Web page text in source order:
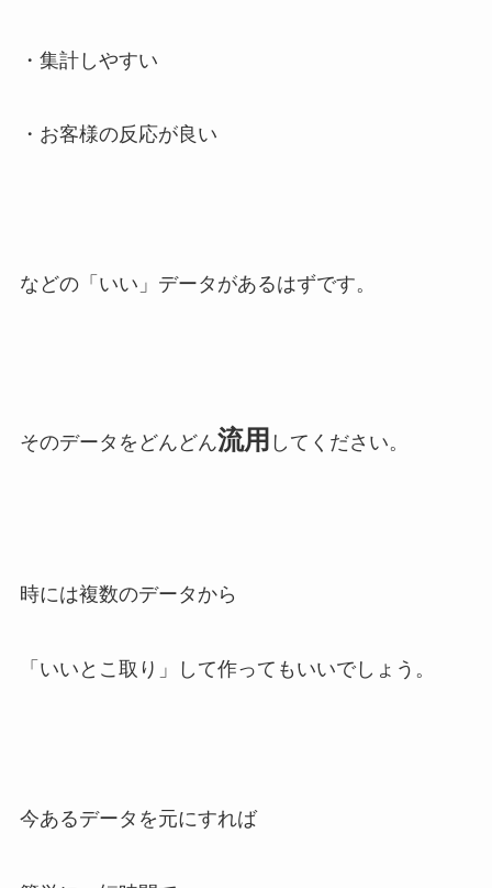
・集計しやすい
・お客様の反応が良い
などの「いい」データがあるはずです。
そのデータをどんどん流用 してください。
時には複数のデータから
「いいとこ取り」して作ってもいいでしょう。
今あるデータを元にすれば